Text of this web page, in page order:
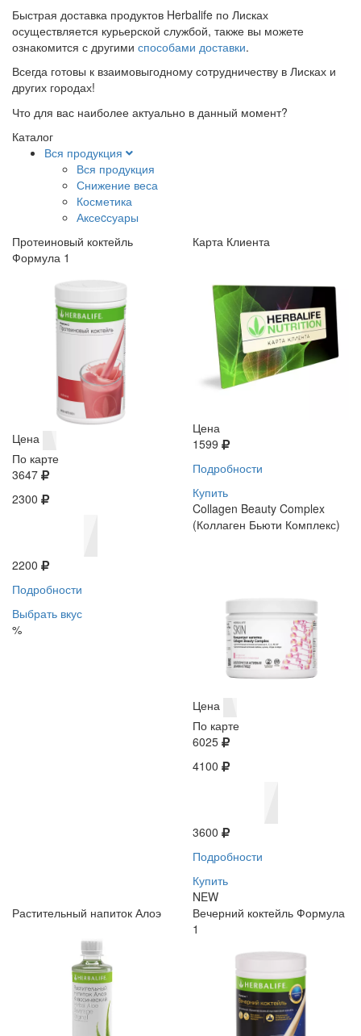
Быстрая доставка продуктов Herbalife по Лисках
осуществляется курьерской службой, также вы можете
ознакомится с другими способами доставки.
Всегда готовы к взаимовыгодному сотрудничеству в Лисках и
других городах!
Что для вас наиболее актуально в данный момент?
Каталог
Вся продукция
Вся продукция
Снижение веса
Косметика
Аксеcсуары
Протеиновый коктейль
Формула 1
Цена
По карте
3647
2300
2200
Подробности
Выбрать вкус
%
Карта Клиента
Цена
1599
Подробности
Купить
Collagen Beauty Complex
(Коллаген Бьюти Комплекс)
Цена
По карте
6025
4100
3600
Подробности
Купить
NEW
Растительный напиток Алоэ
Вечерний коктейль Формула
1